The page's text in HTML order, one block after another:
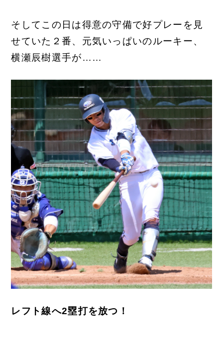
そしてこの日は得意の守備で好プレーを見
せていた２番、元気いっぱいのルーキー、
横瀬辰樹選手が……
レフト線へ2塁打を放つ！